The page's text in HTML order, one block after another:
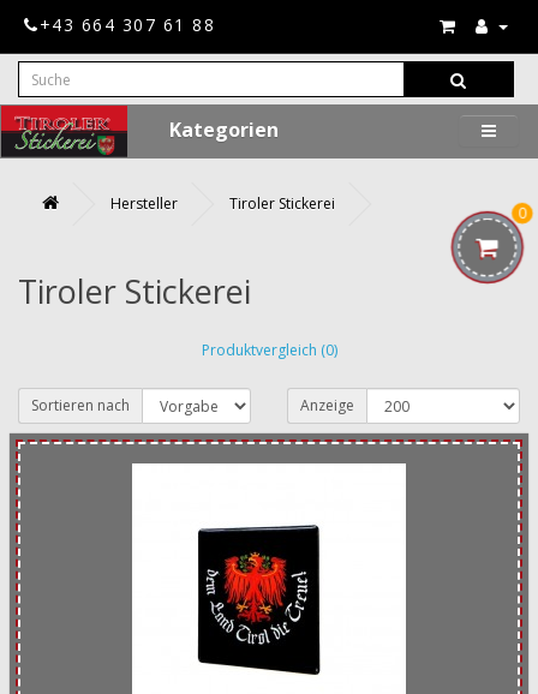
+43 664 307 61 88
0
Kategorien
Hersteller Tiroler Stickerei
Tiroler Stickerei
Produktvergleich (0)
Sortieren nach Anzeige